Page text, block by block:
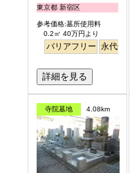
東京都 新宿区
参考価格:墓所使用料
0.2㎡ 40万円より
バリアフリー 永代供養
詳細を見る
寺院墓地 4.08km